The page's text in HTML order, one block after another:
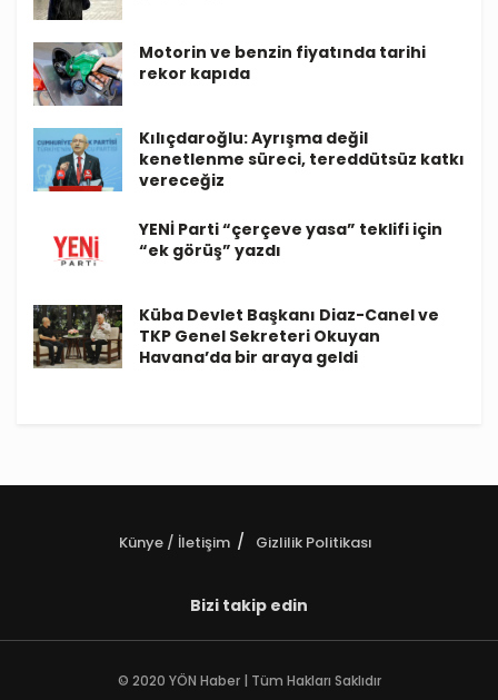
Motorin ve benzin fiyatında tarihi
rekor kapıda
Kılıçdaroğlu: Ayrışma değil
kenetlenme süreci, tereddütsüz katkı
vereceğiz
YENİ Parti “çerçeve yasa” teklifi için
“ek görüş” yazdı
Küba Devlet Başkanı Diaz-Canel ve
TKP Genel Sekreteri Okuyan
Havana’da bir araya geldi
Künye / İletişim Gizlilik Politikası
Bizi takip edin
© 2020 YÖN Haber | Tüm Hakları Saklıdır